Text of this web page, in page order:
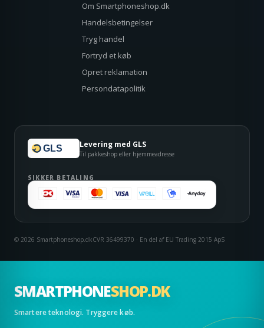
SMARTPHONESHOP.DK
Smartere teknologi. Tryggere køb.
Om Smartphoneshop.dk
Handelsbetingelser
Tryg handel
Fortryd et køb
Opret reklamation
Persondatapolitik
GLS Levering med GLS
Til pakkeshop eller hjemmeadresse
SIKKER BETALING
© 2026 Smartphoneshop.dkCVR 36499370 · En del af EU Trading 2015 ApS